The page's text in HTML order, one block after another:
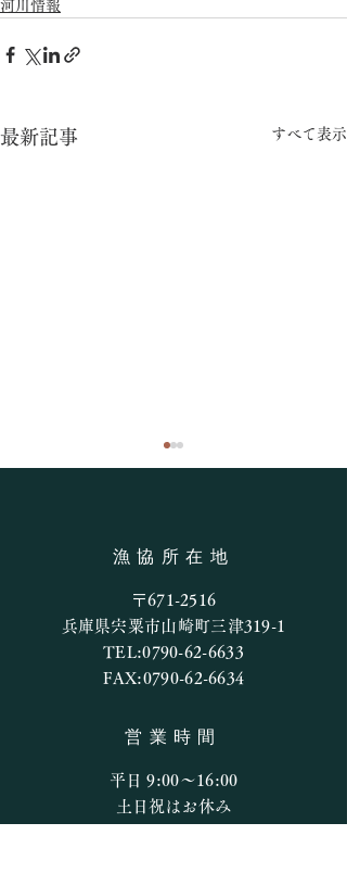
河川情報
最新記事 すべて表示
アマゴ釣果漁協所在地
〒671-2516
兵庫県宍粟市山崎町三津319-1
TEL:0790-62-6633
FAX:0790-62-6634
営業時間
平日 9:00〜16:00
​​土日祝はお休み